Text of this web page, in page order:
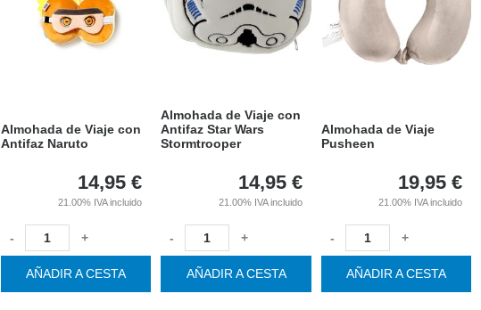
Almohada de Viaje con
Antifaz Naruto
14,95 €
21.00% IVA incluido
- +
AÑADIR A CESTA
Almohada de Viaje con
Antifaz Star Wars
Stormtrooper
14,95 €
21.00% IVA incluido
- +
AÑADIR A CESTA
Almohada de Viaje
Pusheen
19,95 €
21.00% IVA incluido
- +
AÑADIR A CESTA